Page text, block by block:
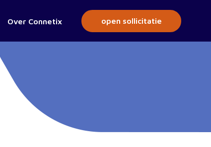
Over Connetix open sollicitatie